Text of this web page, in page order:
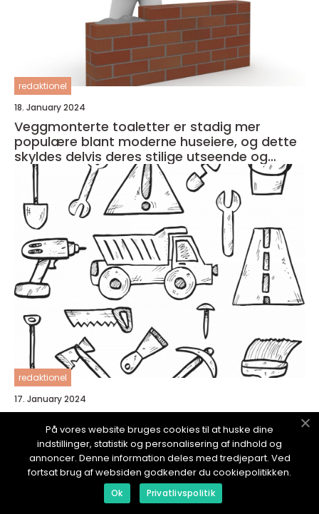
redaktionel
18. January 2024
Veggmonterte toaletter er stadig mer
populære blant moderne huseiere, og dette
skyldes delvis deres stilige utseende og
plassbesparende design
redaktionel
17. January 2024
Stålpipe montering: En detaljert guide for
huseierePå vores website bruges cookies til at huske dine
indstillinger, statistik og personalisering af indhold og
annoncer. Denne information deles med tredjepart. Ved
fortsat brug af websiden godkender du cookiepolitikken.
Ok Privatlivspolitik